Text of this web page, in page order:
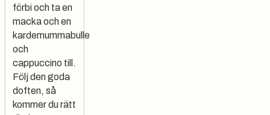
förbi och ta en
macka och en
kardemummabulle
och
cappuccino till.
Följ den goda
doften, så
kommer du rätt